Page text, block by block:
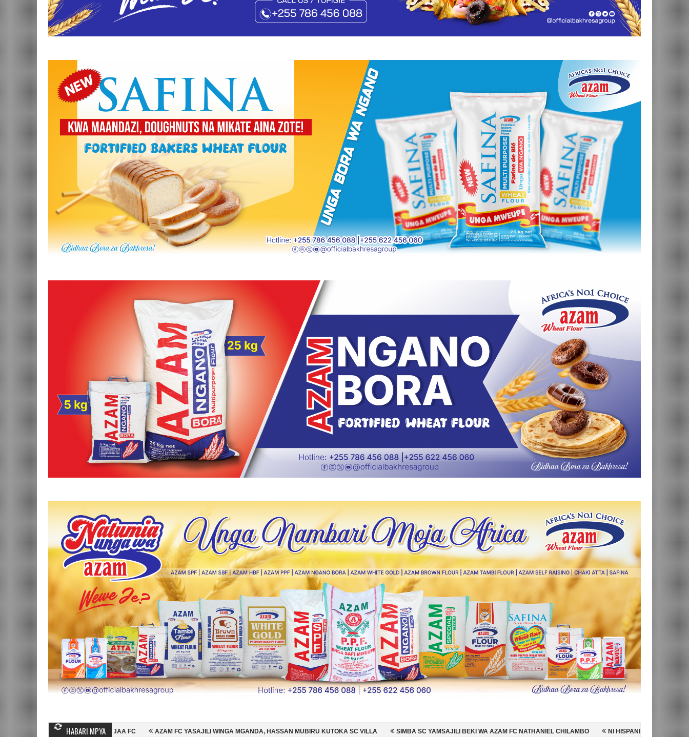
HABARI MPYA
WA MASHUJAA FC AZAM FC YASAJILI WINGA MGANDA, HASSAN MUBIRU KUTOKA SC VILLA SIMBA SC YAMSAJILI BEKI WA AZAM FC NATHANIEL CHILAMBO NI HISPANIA MABINGWA WA DUNIA 2026,